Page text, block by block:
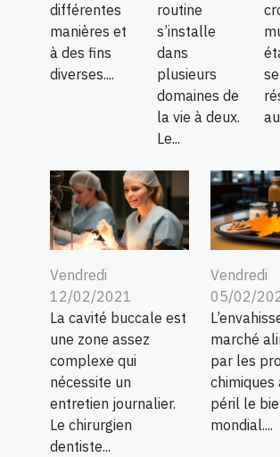
différentes
manières et
à des fins
diverses....
routine
s’installe
dans
plusieurs
domaines de
la vie à deux.
Le...
Vendredi
12/02/2021
La cavité buccale est
une zone assez
complexe qui
nécessite un
entretien journalier.
Le chirurgien
dentiste...
Vendredi
05/02/
marché
par les
chimiques
péril le
mondial....